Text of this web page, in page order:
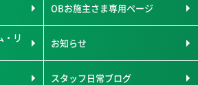
OBお施主さま専用ページ
・リ
お知らせ
スタッフ日常ブログ